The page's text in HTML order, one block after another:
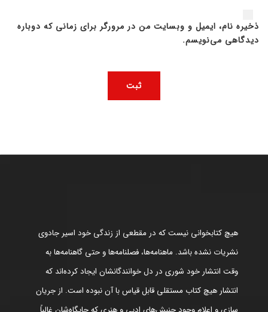
ذخیره نام، ایمیل و وبسایت من در مرورگر برای زمانی که دوباره
دیدگاهی می‌نویسم.
هیچ کتابخوانی نیست که در مقطعی از زندگی خود اسیر جادوی
نشریات نشده باشد. ماهنامه‌ها، فصلنامه‌ها و حتی گاهنامه‌ها به
وقت انتشار خود شوری در دل خوانندگانشان ایجاد کرده‌اند که
انتشار هیچ کتاب مستقلی قابل قیاس با آن نبوده است. از جریان